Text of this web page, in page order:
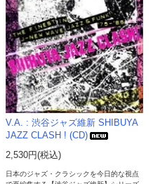
V.A. : 渋谷ジャズ維新 SHIBUYA
JAZZ CLASH ! (CD)
2,530円(税込)
日本のジャズ・クラシックを今日的な視点